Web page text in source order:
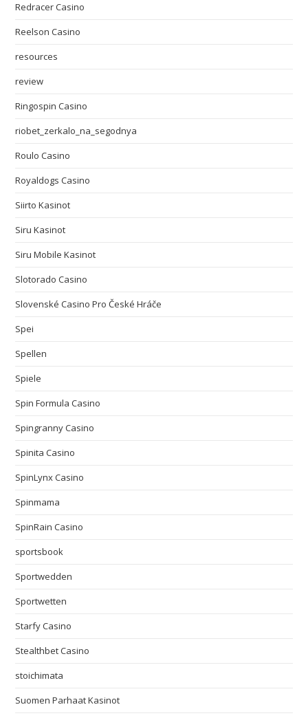
Redracer Casino
Reelson Casino
resources
review
Ringospin Casino
riobet_zerkalo_na_segodnya
Roulo Casino
Royaldogs Casino
Siirto Kasinot
Siru Kasinot
Siru Mobile Kasinot
Slotorado Casino
Slovenské Casino Pro České Hráče
Spei
Spellen
Spiele
Spin Formula Casino
Spingranny Casino
Spinita Casino
SpinLynx Casino
Spinmama
SpinRain Casino
sportsbook
Sportwedden
Sportwetten
Starfy Casino
Stealthbet Casino
stoichimata
Suomen Parhaat Kasinot